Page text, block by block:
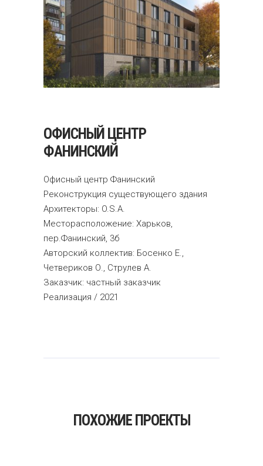
ОФИСНЫЙ ЦЕНТР
ФАНИНСКИЙ
Офисный центр Фанинский
Реконструкция существующего здания
Архитекторы: O.S.A.
Месторасположение: Харьков,
пер.Фанинский, 3б
Авторский коллектив: Босенко Е.,
Четвериков О., Струлев А.
Заказчик: частный заказчик
Реализация / 2021
ПОХОЖИЕ ПРОЕКТЫ